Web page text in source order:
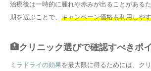
治療後は一時的に腫れや赤みが出ることがある
期を選ぶことで、 キャンペーン価格も利用しや
🏥クリニック選びで確認すべきポ
ミラドライの効果を最大限に得るためには、ク